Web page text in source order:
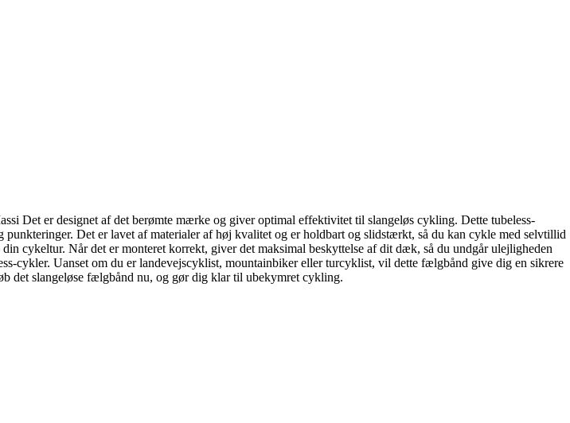
Det er designet af det berømte mærke og giver optimal effektivitet til slangeløs cykling. Dette tubeless-
Det er lavet af materialer af høj kvalitet og er holdbart og slidstærkt, så du kan cykle med selvtillid
cykeltur. Når det er monteret korrekt, giver det maksimal beskyttelse af dit dæk, så du undgår ulejligheden
cykler. Uanset om du er landevejscyklist, mountainbiker eller turcyklist, vil dette fælgbånd give dig en sikrere
det slangeløse fælgbånd nu, og gør dig klar til ubekymret cykling.